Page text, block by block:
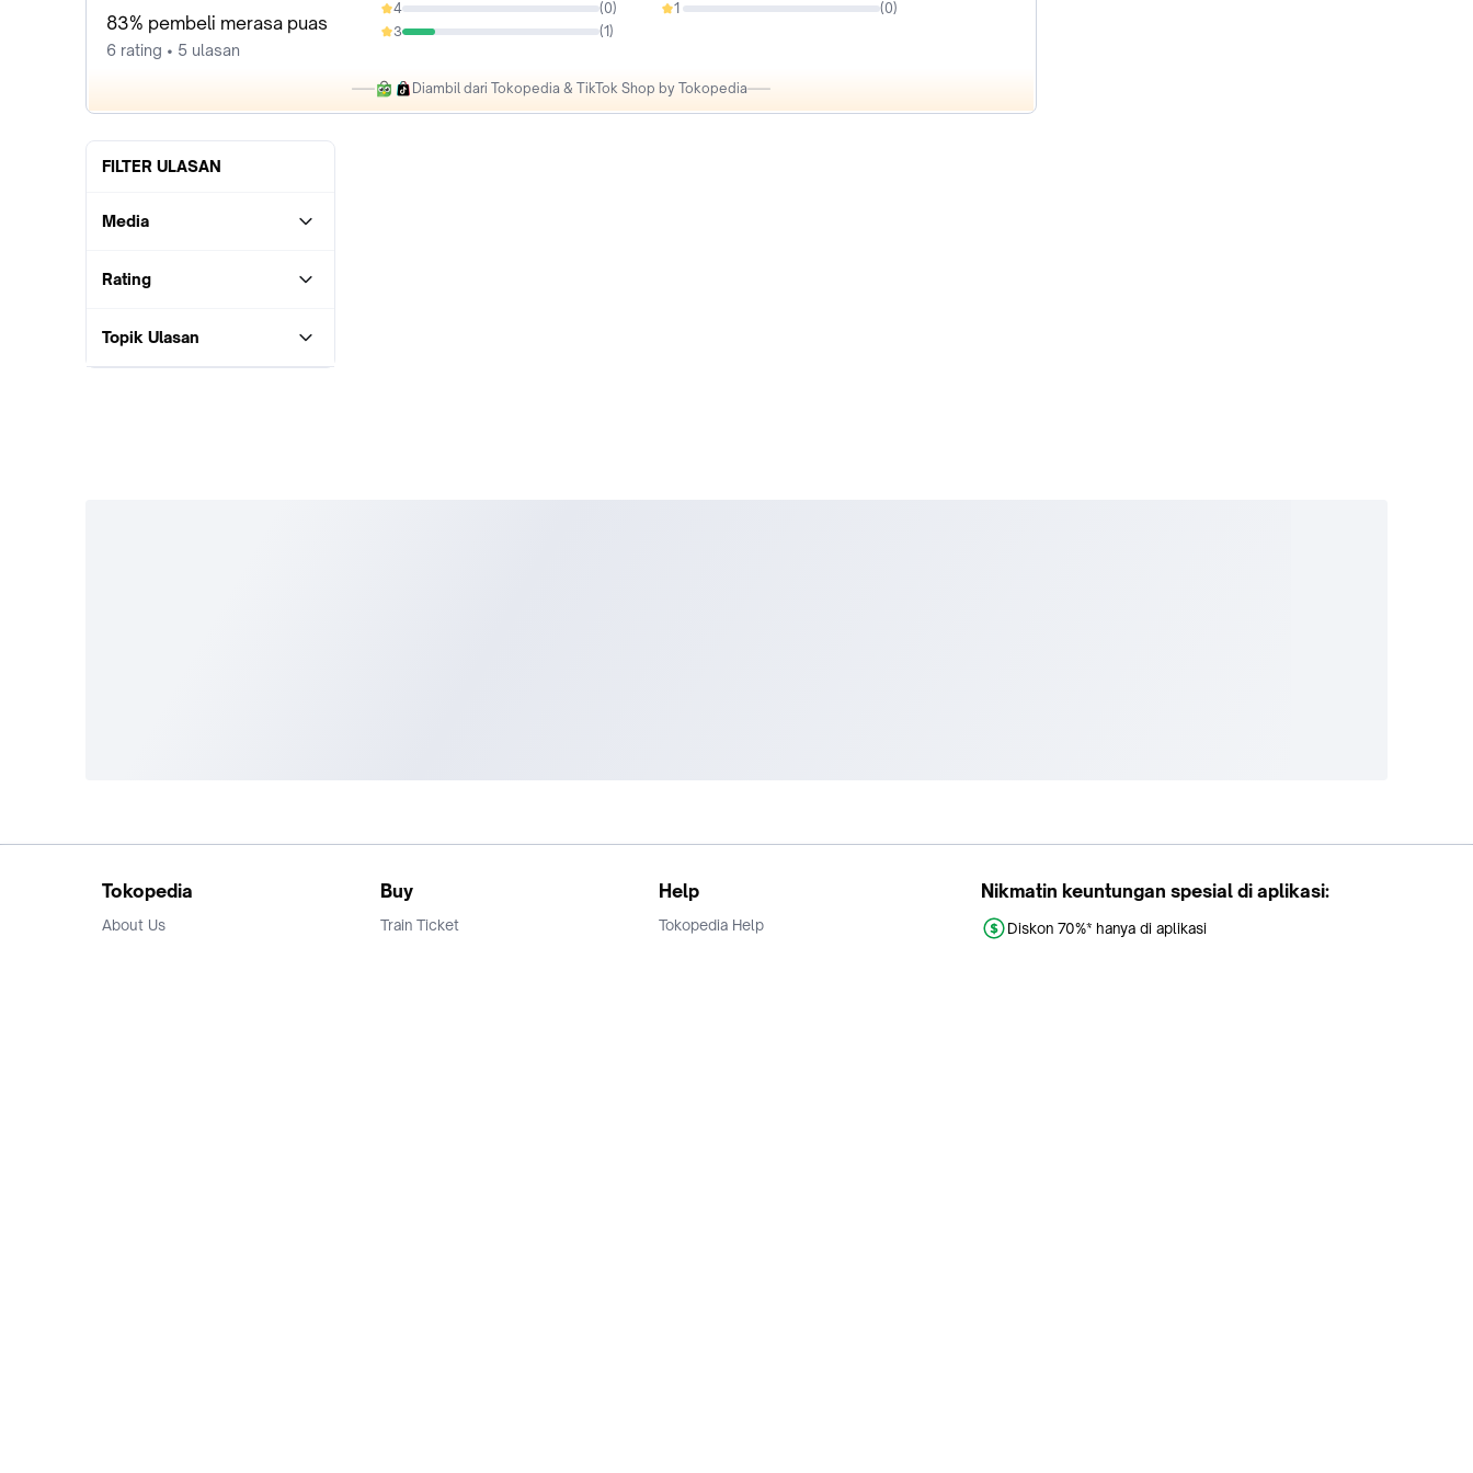
83% pembeli merasa puas
6 rating • 5 ulasan
4 (0)
0%
3 (1)
16.67%
1 (0)
0%
Diambil dari Tokopedia & TikTok Shop by Tokopedia
FILTER ULASAN
Media
Rating
Topik Ulasan
Tokopedia
About Us
Buy
Train Ticket
Help
Tokopedia Help
Nikmatin keuntungan spesial di aplikasi:
Diskon 70%* hanya di aplikasi